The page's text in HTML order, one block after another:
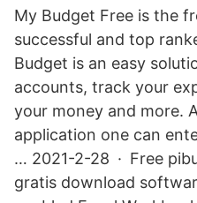
My Budget Free is the
successful and top
Budget is an easy
accounts, track your
your money and more.
application one can
… 2021-2-28 · Free
gratis download